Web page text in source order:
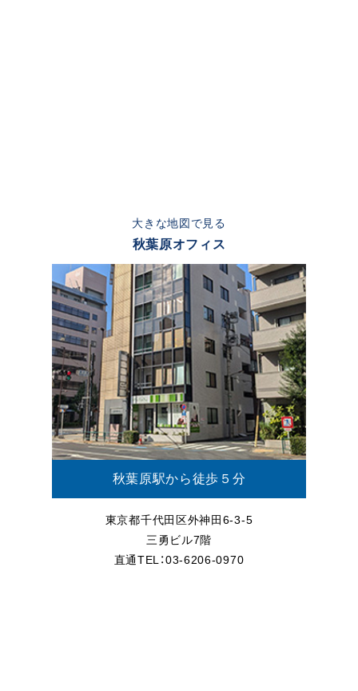
大きな地図で見る
秋葉原オフィス
秋葉原駅から徒歩５分
東京都千代田区外神田6-3-5
三勇ビル7階
直通TEL：03-6206-0970